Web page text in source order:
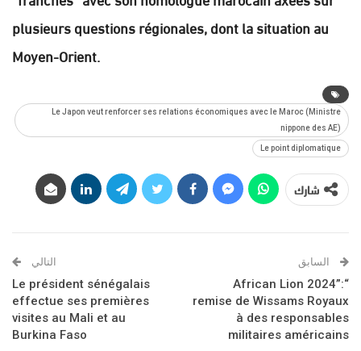
plusieurs questions régionales, dont la situation au
Moyen-Orient.
Le Japon veut renforcer ses relations économiques avec le Maroc (Ministre
nippone des AE)
Le point diplomatique
شارك
السابق
“African Lion 2024”:
remise de Wissams Royaux
à des responsables
militaires américains
التالي
Le président sénégalais
effectue ses premières
visites au Mali et au
Burkina Faso